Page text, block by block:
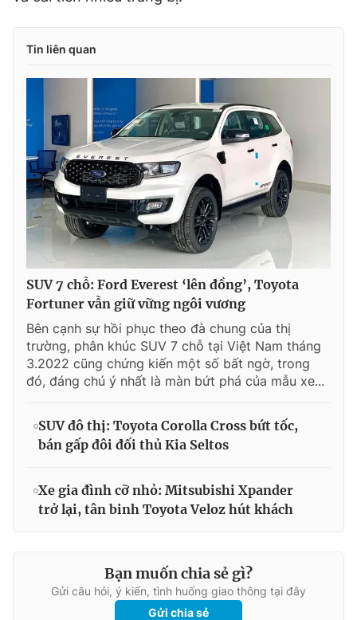
Tin liên quan
SUV 7 chỗ: Ford Everest ‘lên đồng’, Toyota
Fortuner vẫn giữ vững ngôi vương
Bên cạnh sự hồi phục theo đà chung của thị
trường, phân khúc SUV 7 chỗ tại Việt Nam tháng
3.2022 cũng chứng kiến một số bất ngờ, trong
đó, đáng chú ý nhất là màn bứt phá của mẫu xe...
SUV đô thị: Toyota Corolla Cross bứt tốc,
bán gấp đôi đối thủ Kia Seltos
Xe gia đình cỡ nhỏ: Mitsubishi Xpander
trở lại, tân binh Toyota Veloz hút khách
Bạn muốn chia sẻ gì?
Gửi câu hỏi, ý kiến, tình huống giao thông tại đây
Gửi chia sẻ